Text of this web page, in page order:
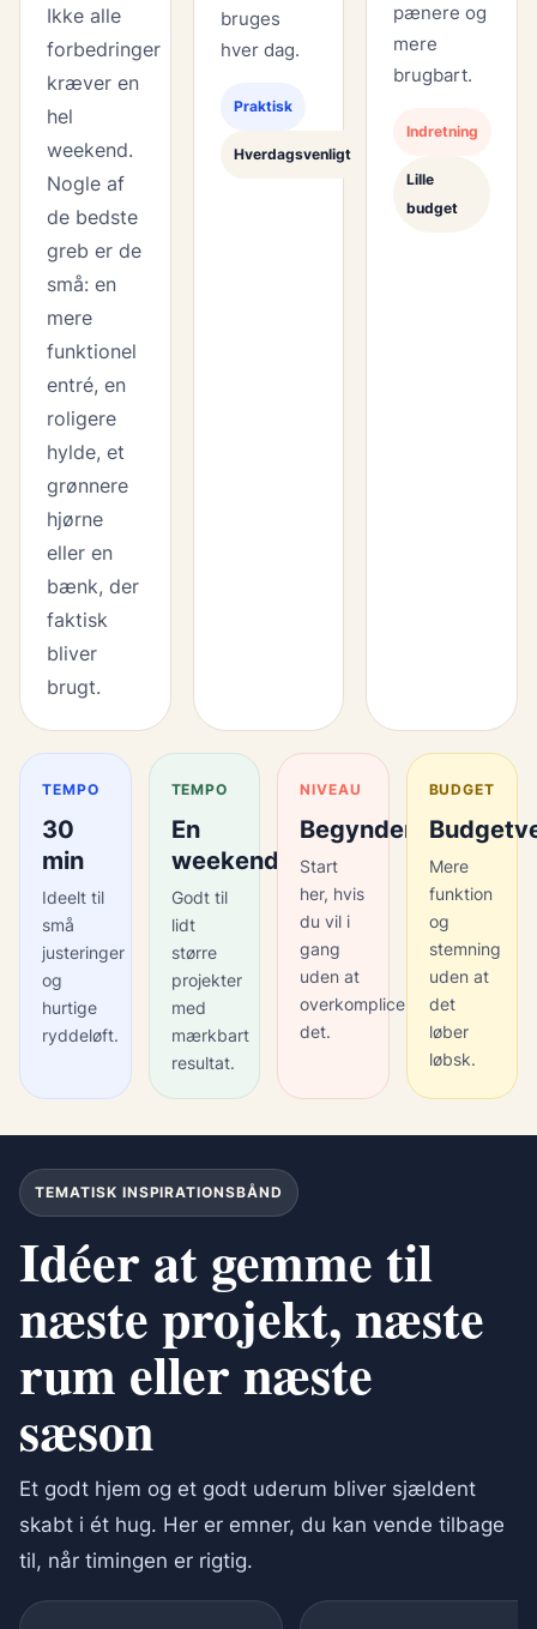
Ikke alle
forbedringer
kræver en
hel
weekend.
Nogle af
de bedste
greb er de
små: en
mere
funktionel
entré, en
roligere
hylde, et
grønnere
hjørne
eller en
bænk, der
faktisk
bliver
brugt.
bruges
hver dag.
Praktisk
Hverdagsvenligt
pænere og
mere
brugbart.
Indretning
Lille
budget
TEMPO
30
min
Ideelt til
små
justeringer
og
hurtige
ryddeløft.
TEMPO
En
weekend
Godt til
lidt
større
projekter
med
mærkbart
resultat.
NIVEAU
Begynder
Start
her, hvis
du vil i
gang
uden at
overkomplicere
det.
BUDGET
Mere
funktion
og
stemning
uden at
det
løber
løbsk.
TEMATISK INSPIRATIONSBÅND
Idéer at gemme til
næste projekt, næste
rum eller næste
sæson
Et godt hjem og et godt uderum bliver sjældent
skabt i ét hug. Her er emner, du kan vende tilbage
til, når timingen er rigtig.